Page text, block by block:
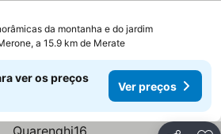
da montanha e do jardimVer preços
a 15.9 km de Merate
ver os preços
Ver preços